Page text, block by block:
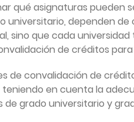
qué asignaturas pueden
universitario, dependen de
sino que cada
de créditos
de convalidación de
en cuenta la
grado universitario y